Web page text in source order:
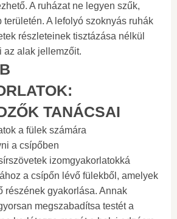
A ruházat ne legyen szűk,
területén. A lefolyó szoknyás ruhák
részleteinek tisztázása nélkül
az alak jellemzőit.
TANÁCSAI
a fülek számára
a csípőben
izomgyakorlatokká
a csípőn lévő fülekből, amelyek
részének gyakorlása. Annak
megszabadítsa testét a